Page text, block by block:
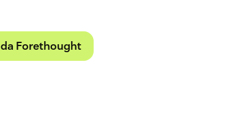
Forethought